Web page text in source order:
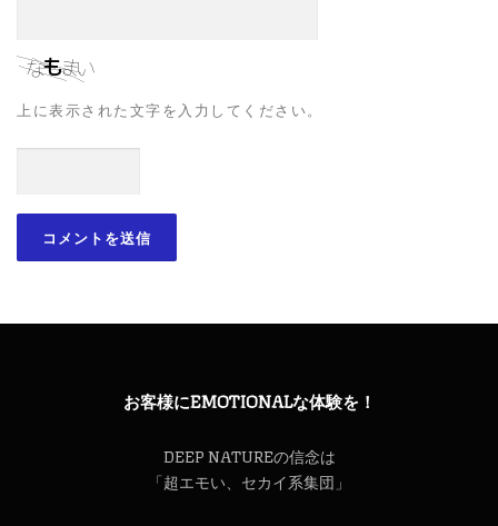
上に表示された文字を入力してください。
お客様にEMOTIONALな体験を！
DEEP NATUREの信念は
「超エモい、セカイ系集団」